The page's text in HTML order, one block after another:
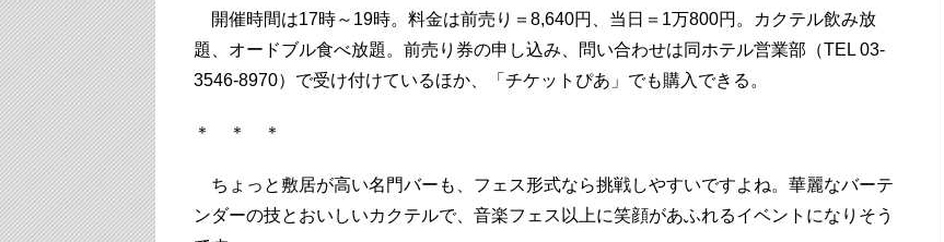
開催時間は17時～19時。料金は前売り＝8,640円、当日＝1万800円。カクテル飲み放
題、オードブル食べ放題。前売り券の申し込み、問い合わせは同ホテル営業部（TEL 03-
3546-8970）で受け付けているほか、「チケットぴあ」でも購入できる。
＊ ＊ ＊
ちょっと敷居が高い名門バーも、フェス形式なら挑戦しやすいですよね。華麗なバーテ
ンダーの技とおいしいカクテルで、音楽フェス以上に笑顔があふれるイベントになりそう